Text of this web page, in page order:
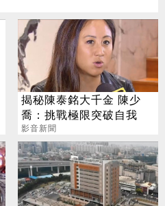
揭秘陳泰銘大千金 陳少
喬：挑戰極限突破自我
影音新聞